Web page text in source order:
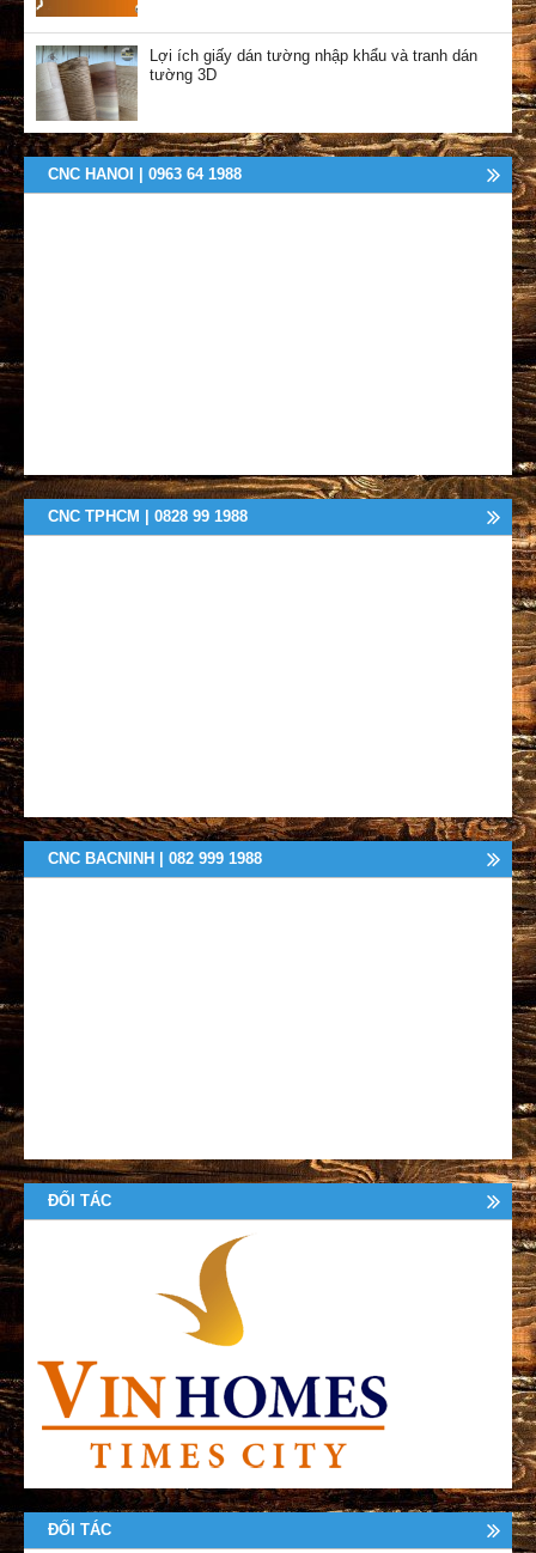
Lợi ích giấy dán tường nhập khẩu và tranh dán
tường 3D
CNC HANOI | 0963 64 1988
CNC TPHCM | 0828 99 1988
CNC BACNINH | 082 999 1988
ĐỐI TÁC
ĐỐI TÁC